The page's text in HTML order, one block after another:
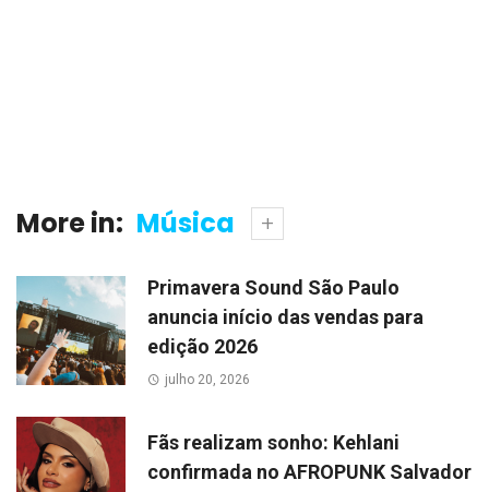
More in: Música
Primavera Sound São Paulo
anuncia início das vendas para
edição 2026
julho 20, 2026
Fãs realizam sonho: Kehlani
confirmada no AFROPUNK Salvador